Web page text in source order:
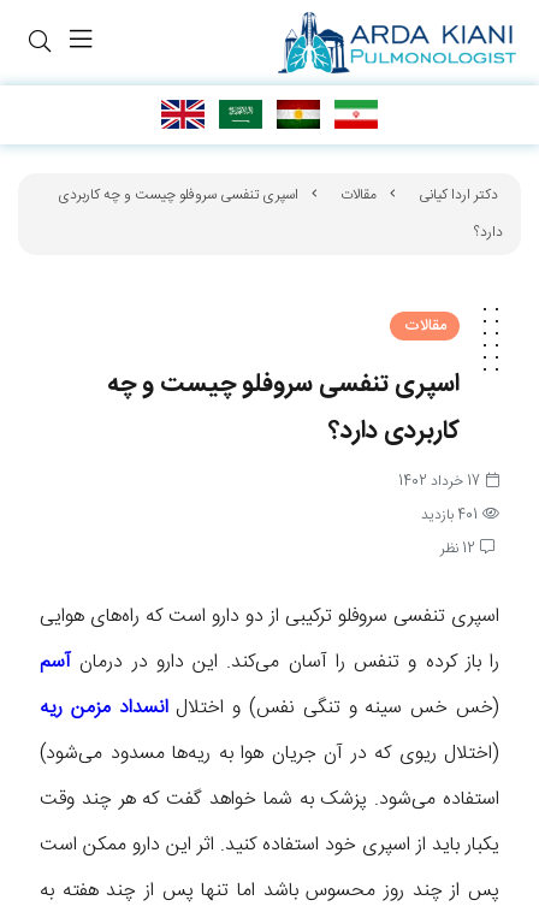
دکتر اردا کیانی مقالات
اسپری تنفسی سروفلو چیست و چه کاربردی
دارد؟
مقالات
اسپری تنفسی سروفلو چیست و چه
کاربردی دارد؟
17 خرداد 1402
401 بازدید
12 نظر
اسپری تنفسی سروفلو ترکیبی از دو دارو است که راه‌های هوایی
را باز کرده و تنفس را آسان می‌کند. این دارو در درمانآسم
(خس خس سینه و تنگی نفس) و اختلالانسداد مزمن ریه
(اختلال ریوی که در آن جریان هوا به ریه‌ها مسدود می‌شود)
استفاده می‌شود. پزشک به شما خواهد گفت که هر چند وقت
یکبار باید از اسپری خود استفاده کنید. اثر این دارو ممکن است
پس از چند روز محسوس باشد اما تنها پس از چند هفته به